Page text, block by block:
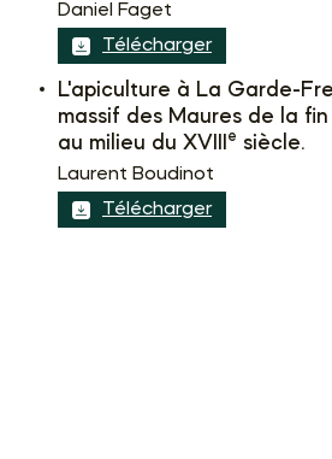
Daniel Faget
Télécharger
L'apiculture à La Garde-
massif des Maures de la
au milieu du XVIIIe siècle.
Laurent Boudinot
Télécharger